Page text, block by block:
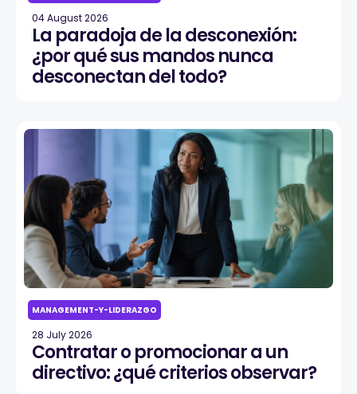
04 August 2026
La paradoja de la desconexión:
¿por qué sus mandos nunca
desconectan del todo?
MANAGEMENT-Y-LIDERAZGO
28 July 2026
Contratar o promocionar a un
directivo: ¿qué criterios observar?